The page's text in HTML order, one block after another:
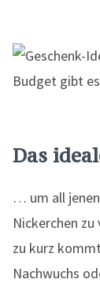
Das
… um all
Nickerchen
zu kurz
Nachwuchs